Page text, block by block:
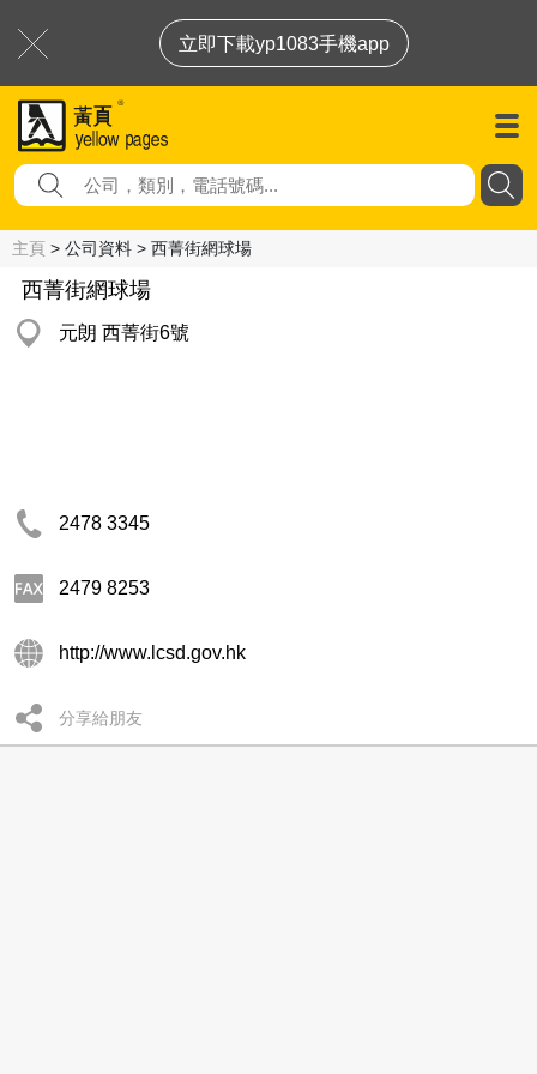
立即下載yp1083手機app
主頁 > 公司資料 > 西菁街網球場
西菁街網球場
元朗 西菁街6號
2478 3345
2479 8253
http://www.lcsd.gov.hk
分享給朋友